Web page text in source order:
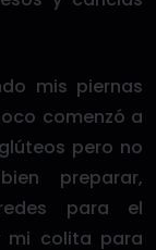
mis piernas
comenzó a
pero no
preparar,
para el
mi colita para